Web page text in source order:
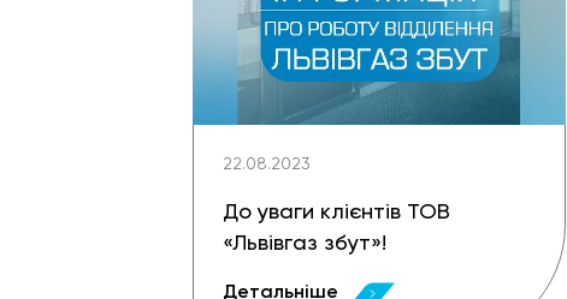
22.08.2023
До уваги клієнтів ТОВ
«Львівгаз збут»!
Детальніше